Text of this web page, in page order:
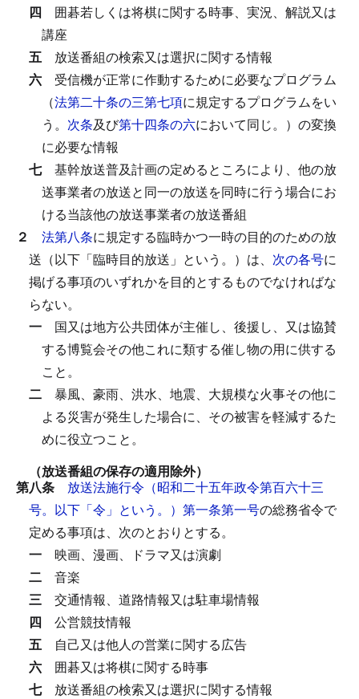
四
囲碁若しくは将棋に関する時事、実況、解説又は
講座
五
放送番組の検索又は選択に関する情報
六
受信機が正常に作動するために必要なプログラム
（法第二十条の三第七項に規定するプログラムをい
う。 次条及び第十四条の六において同じ。）の変換
に必要な情報
七
基幹放送普及計画の定めるところにより、他の放
送事業者の放送と同一の放送を同時に行う場合にお
ける当該他の放送事業者の放送番組
２
法第八条に規定する臨時かつ一時の目的のための放
送（以下「臨時目的放送」という。）は、 次の各号に
掲げる事項のいずれかを目的とするものでなければな
らない。
一
国又は地方公共団体が主催し、後援し、又は協賛
する博覧会その他これに類する催し物の用に供する
こと。
二
暴風、豪雨、洪水、地震、大規模な火事その他に
よる災害が発生した場合に、その被害を軽減するた
めに役立つこと。
（放送番組の保存の適用除外）
第八条
放送法施行令（昭和二十五年政令第百六十三
号。以下「令」という。）第一条第一号の総務省令で
定める事項は、次のとおりとする。
一
映画、漫画、ドラマ又は演劇
二
音楽
三
交通情報、道路情報又は駐車場情報
四
公営競技情報
五
自己又は他人の営業に関する広告
六
囲碁又は将棋に関する時事
七
放送番組の検索又は選択に関する情報